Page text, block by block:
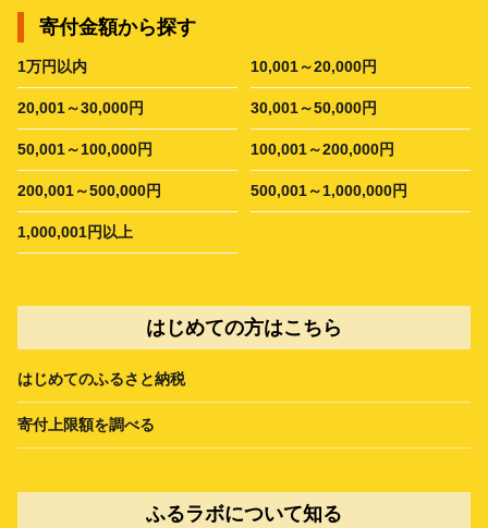
寄付金額から探す
1万円以内 10,001～20,000円
20,001～30,000円 30,001～50,000円
50,001～100,000円 100,001～200,000円
200,001～500,000円 500,001～1,000,000円
1,000,001円以上
はじめての方はこちら
はじめてのふるさと納税
寄付上限額を調べる
ふるラボについて知る